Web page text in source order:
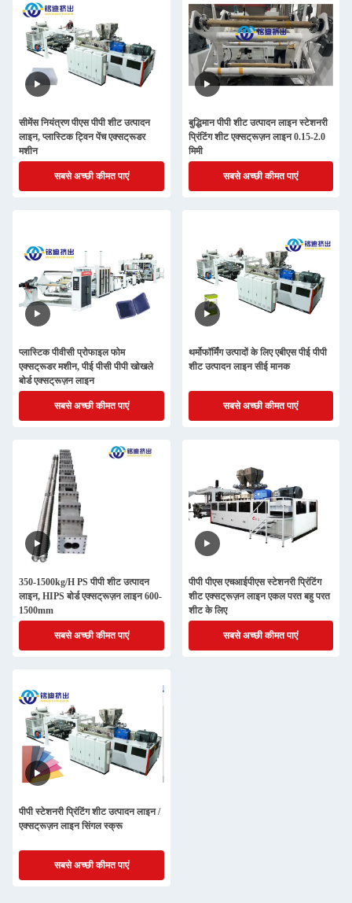
सीमेंस नियंत्रण पीएस पीपी शीट उत्पादन
लाइन, प्लास्टिक ट्विन पेंच एक्सट्रूडर
मशीन
सबसे अच्छी कीमत पाएं
बुद्धिमान पीपी शीट उत्पादन लाइन स्टेशनरी
प्रिंटिंग शीट एक्सट्रूज़न लाइन 0.15-2.0
मिमी
सबसे अच्छी कीमत पाएं
प्लास्टिक पीवीसी प्रोफाइल फोम
एक्सट्रूडर मशीन, पीई पीसी पीपी खोखले
बोर्ड एक्सट्रूज़न लाइन
सबसे अच्छी कीमत पाएं
थर्मोफॉर्मिंग उत्पादों के लिए एबीएस पीई पीपी
शीट उत्पादन लाइन सीई मानक
सबसे अच्छी कीमत पाएं
350-1500kg/H PS पीपी शीट उत्पादन
लाइन, HIPS बोर्ड एक्सट्रूज़न लाइन 600-
1500mm
सबसे अच्छी कीमत पाएं
पीपी पीएस एचआईपीएस स्टेशनरी प्रिंटिंग
शीट एक्सट्रूज़न लाइन एकल परत बहु परत
शीट के लिए
सबसे अच्छी कीमत पाएं
पीपी स्टेशनरी प्रिंटिंग शीट उत्पादन लाइन /
एक्सट्रूज़न लाइन सिंगल स्क्रू
सबसे अच्छी कीमत पाएं